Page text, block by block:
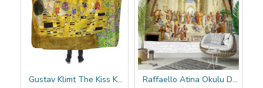
Gustav Klimt The Kiss Kapşonlu Battaniye Raffaello Atina Okulu Duvar Örtüsü